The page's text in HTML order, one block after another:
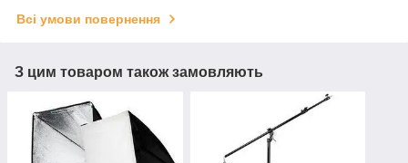
Всі умови повернення
З цим товаром також замовляють